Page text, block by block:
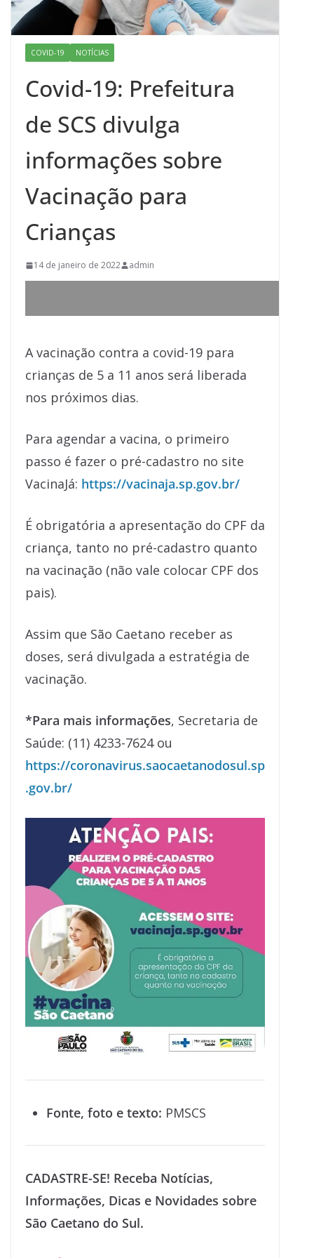
COVID-19 NOTÍCIAS
Covid-19: Prefeitura
de SCS divulga
informações sobre
Vacinação para
Crianças
14 de janeiro de 2022 admin
A vacinação contra a covid-19 para
crianças de 5 a 11 anos será liberada
nos próximos dias.
Para agendar a vacina, o primeiro
passo é fazer o pré-cadastro no site
VacinaJá: https://vacinaja.sp.gov.br/
É obrigatória a apresentação do CPF da
criança, tanto no pré-cadastro quanto
na vacinação (não vale colocar CPF dos
pais).
Assim que São Caetano receber as
doses, será divulgada a estratégia de
vacinação.
*Para mais informações, Secretaria de
Saúde: (11) 4233-7624 ou
https://coronavirus.saocaetanodosul.sp
.gov.br/
Fonte, foto e texto: PMSCS
CADASTRE-SE! Receba Notícias,
Informações, Dicas e Novidades sobre
São Caetano do Sul.